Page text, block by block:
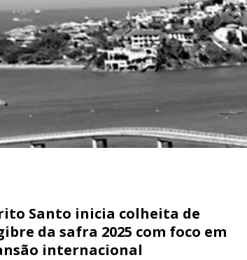
Santo inicia colheita de
da safra 2025 com foco em
internacional